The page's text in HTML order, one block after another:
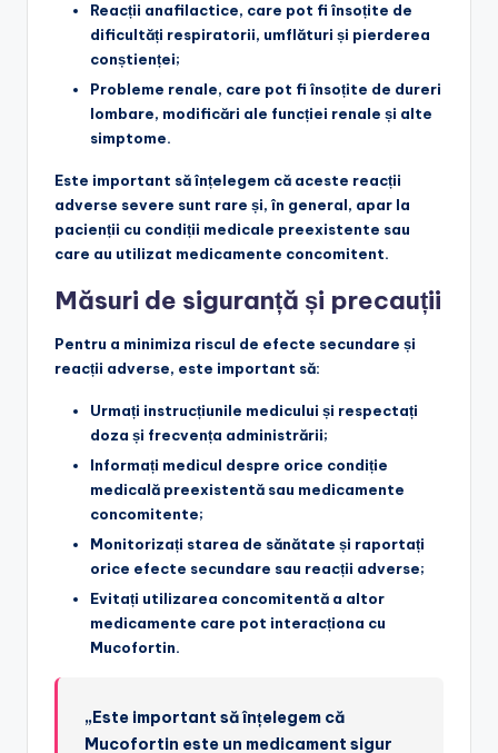
Reacții anafilactice, care pot fi însoțite de
dificultăți respiratorii, umflături și pierderea
conștienței;
Probleme renale, care pot fi însoțite de dureri
lombare, modificări ale funcției renale și alte
simptome.
Este important să înțelegem că aceste reacții
adverse severe sunt rare și, în general, apar la
pacienții cu condiții medicale preexistente sau
care au utilizat medicamente concomitent.
Măsuri de siguranță și precauții
Pentru a minimiza riscul de efecte secundare și
reacții adverse, este important să:
Urmați instrucțiunile medicului și respectați
doza și frecvența administrării;
Informați medicul despre orice condiție
medicală preexistentă sau medicamente
concomitente;
Monitorizați starea de sănătate și raportați
orice efecte secundare sau reacții adverse;
Evitați utilizarea concomitentă a altor
medicamente care pot interacționa cu
Mucofortin.
„Este important să înțelegem că
Mucofortin este un medicament sigur